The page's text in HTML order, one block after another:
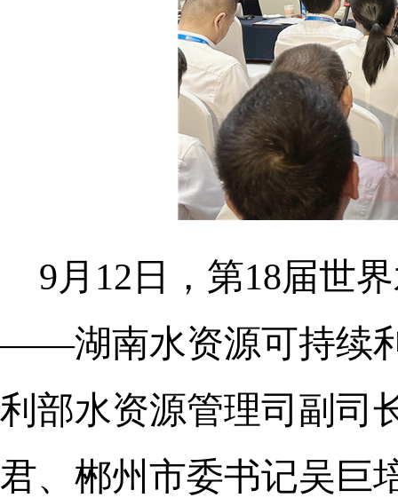
9月12日，第18届世
——湖南水资源可持续
利部水资源管理司副司
君、郴州市委书记吴巨